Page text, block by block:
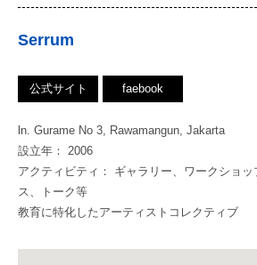
Serrum
公式サイト faebook
ln. Gurame No 3, Rawamangun, Jakarta
設立年： 2006
アクティビティ： ギャラリー、ワークショ
ス、トーク等
教育に特化したアーティストコレクティブ